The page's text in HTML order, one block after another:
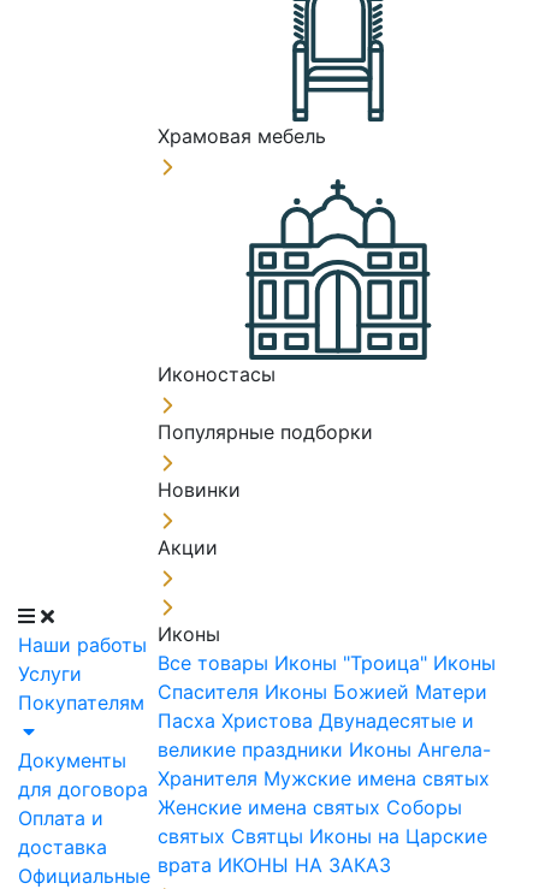
Наши работы
Услуги
Покупателям
Документы
для договора
Оплата и
доставка
Официальные
Храмовая мебель
Иконостасы
Популярные подборки
Новинки
Акции
Иконы
Все товары Иконы "Троица" Иконы
Спасителя Иконы Божией Матери
Пасха Христова Двунадесятые и
великие праздники Иконы Ангела-
Хранителя Мужские имена святых
Женские имена святых Соборы
святых Святцы Иконы на Царские
врата ИКОНЫ НА ЗАКАЗ